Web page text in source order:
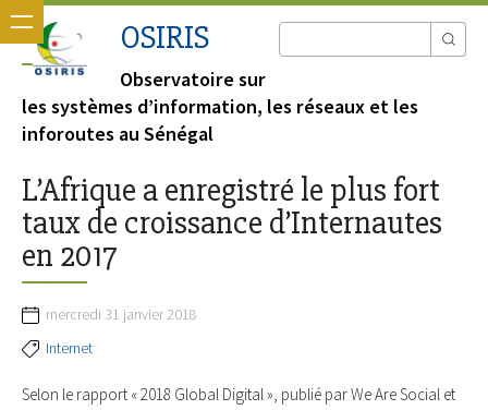
OSIRIS
Observatoire sur
les systèmes d’information, les réseaux et les
inforoutes au Sénégal
L’Afrique a enregistré le plus fort
taux de croissance d’Internautes
en 2017
mercredi 31 janvier 2018
Internet
Selon le rapport « 2018 Global Digital », publié par We Are Social et